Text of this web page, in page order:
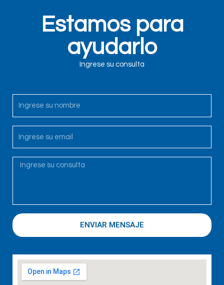
Estamos para
ayudarlo
Ingrese su consulta
ENVIAR MENSAJE